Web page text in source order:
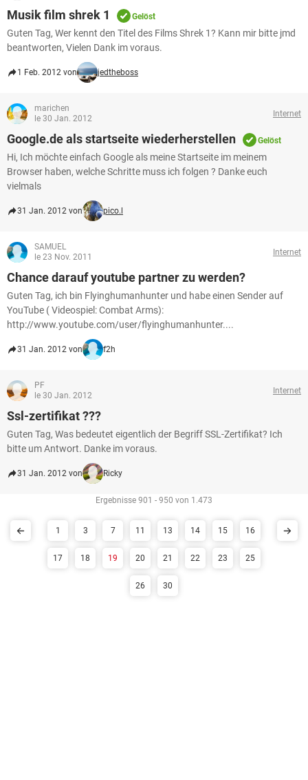
Musik film shrek 1 Gelöst
Guten Tag, Wer kennt den Titel des Films Shrek 1? Kann mir bitte jmd
beantworten, Vielen Dank im voraus.
1 Feb. 2012 von jedtheboss
marichen
le 30 Jan. 2012
Internet
Google.de als startseite wiederherstellen Gelöst
Hi, Ich möchte einfach Google als meine Startseite im meinem
Browser haben, welche Schritte muss ich folgen ? Danke euch
vielmals
31 Jan. 2012 von pico.l
SAMUEL
le 23 Nov. 2011
Internet
Chance darauf youtube partner zu werden?
Guten Tag, ich bin Flyinghumanhunter und habe einen Sender auf
YouTube ( Videospiel: Combat Arms):
http://www.youtube.com/user/flyinghumanhunter....
31 Jan. 2012 von f2h
PF
le 30 Jan. 2012
Internet
Ssl-zertifikat ???
Guten Tag, Was bedeutet eigentlich der Begriff SSL-Zertifikat? Ich
bitte um Antwort. Danke im voraus.
31 Jan. 2012 von Ricky
Ergebnisse 901 - 950 von 1.473
1 3 7 11 13 14 15 16
17 18 19 20 21 22 23 25
26 30